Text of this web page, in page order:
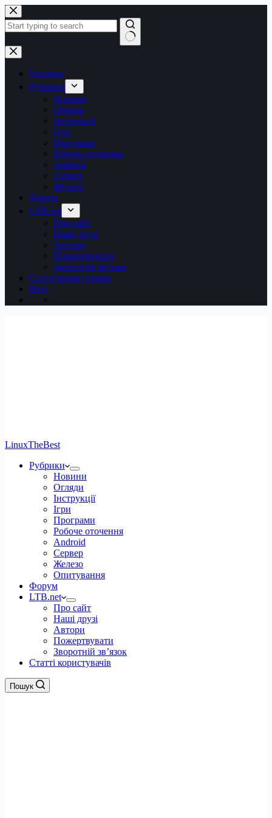
Перейти
до
вмісту
Немає
результатів
Головна
Рубрики
Новини
Обзори
Інструкції
Ігри
Програми
Робоче оточення
Android
Сервер
Железо
Форум
LTB.net
Про сайт
Наші друзі
Автори
Пожертвувати
Зворотній зв’язок
Статті користувачів
Вхід
LinuxTheBest
Рубрики
Новини
Огляди
Інструкції
Ігри
Програми
Робоче оточення
Android
Сервер
Железо
Опитування
Форум
LTB.net
Про сайт
Наші друзі
Автори
Пожертвувати
Зворотній зв’язок
Статті користувачів
Пошук